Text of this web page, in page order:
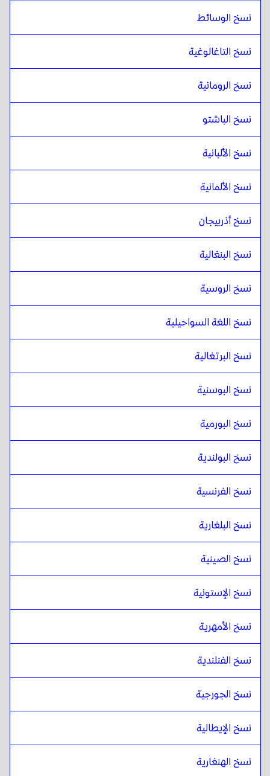
نسخ الوسائط
نسخ التاغالوغية
نسخ الرومانية
نسخ الباشتو
نسخ الألبانية
نسخ الألمانية
نسخ أذربيجان
نسخ البنغالية
نسخ الروسية
نسخ اللغة السواحيلية
نسخ البرتغالية
نسخ البوسنية
نسخ البورمية
نسخ البولندية
نسخ الفرنسية
نسخ البلغارية
نسخ الصينية
نسخ الإستونية
نسخ الأمهرية
نسخ الفنلندية
نسخ الجورجية
نسخ الإيطالية
نسخ الهنغارية